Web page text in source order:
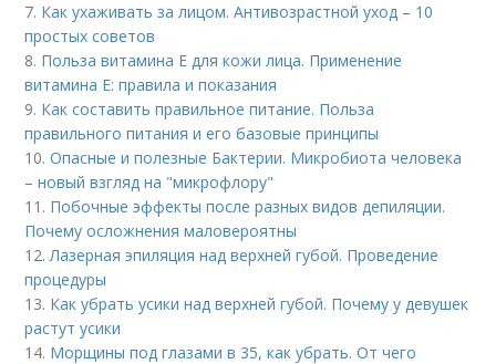
7. Как ухаживать за лицом. Антивозрастной уход – 10
простых советов
8. Польза витамина Е для кожи лица. Применение
витамина E: правила и показания
9. Как составить правильное питание. Польза
правильного питания и его базовые принципы
10.Опасные и полезные Бактерии. Микробиота человека
– новый взгляд на "микрофлору"
11. Побочные эффекты после разных видов депиляции.
Почему осложнения маловероятны
12.Лазерная эпиляция над верхней губой. Проведение
процедуры
13. Как убрать усики над верхней губой. Почему у девушек
растут усики
14. Морщины под глазами в 35, как убрать. От чего